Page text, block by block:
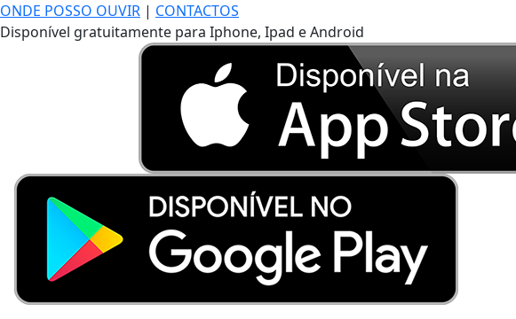
ONDE POSSO OUVIR | CONTACTOS
Disponível gratuitamente para Iphone, Ipad e Android